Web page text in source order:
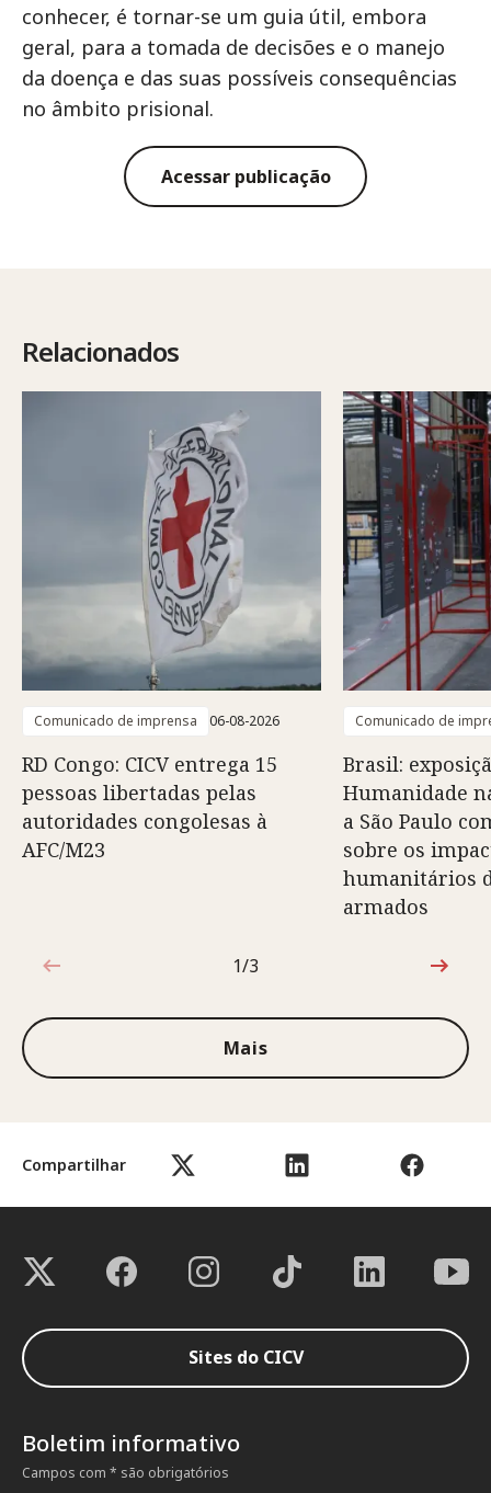
Compartilhar
conhecer, é tornar-se um guia útil, embora
geral, para a tomada de decisões e o manejo
da doença e das suas possíveis consequências
no âmbito prisional.
Acessar publicação
Relacionados
Comunicado de imprensa 06-08-2026
RD Congo: CICV entrega 15
pessoas libertadas pelas
autoridades congolesas à
AFC/M23
Comunicado de
Brasil:
Humanidade
a São Paulo
sobre os
humanitários
armados
1 de 3
1/3
Mais
Sites do CICV
Boletim informativo
Campos com * são obrigatórios